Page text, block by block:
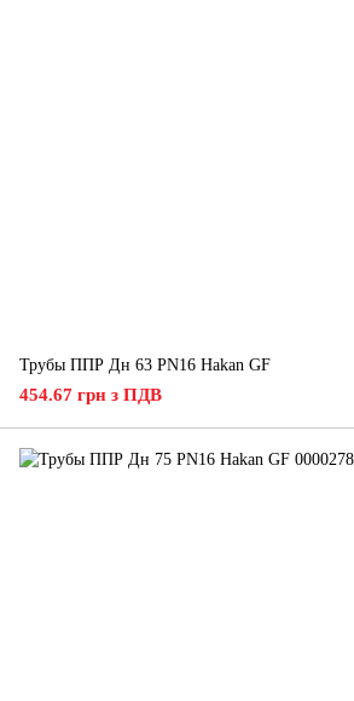
Трубы ППР Дн 63 PN16 Hakan GF
454.67 грн з ПДВ